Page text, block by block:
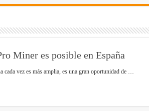
Miner es posible en España
cada vez es más amplia, es una gran oportunidad de …